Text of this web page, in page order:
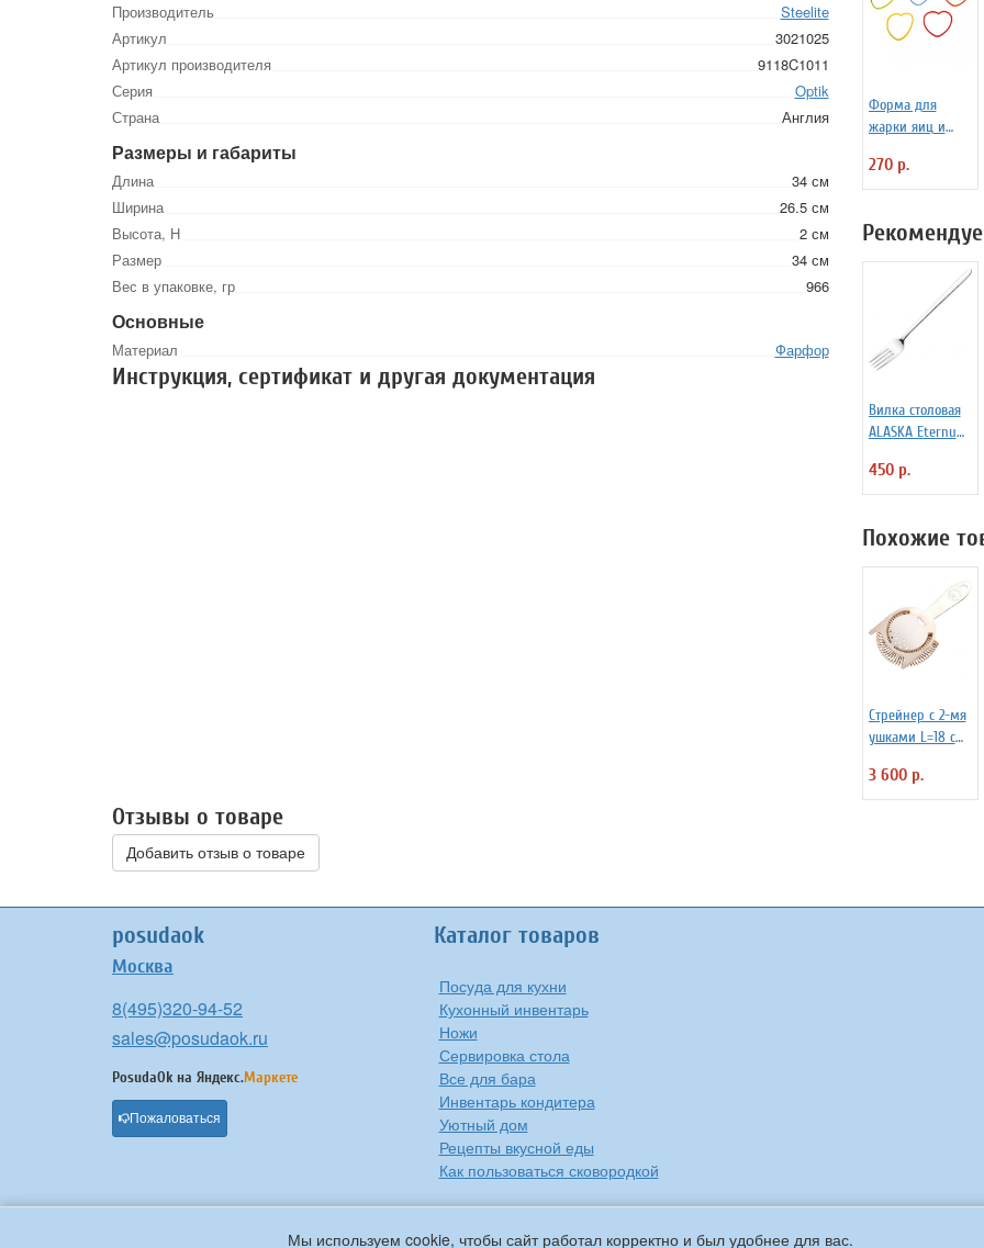
Мы используем cookie, чтобы сайт работал корректно и был удобнее для вас.
Производитель
Steelite
Артикул
3021025
Артикул производителя
9118C1011
Серия
Optik
Страна
Англия
Размеры и габариты
Длина
34 см
Ширина
26.5 см
Высота, Н
2 см
Размер
34 см
Вес в упаковке, гр
966
Основные
Материал Фарфор
Инструкция, сертификат и другая документация
Форма для
жарки яиц и
силиконовая
Любовь
270 р.
Вилка столовая
ALASKA Eternum
450 р.
Похожие
Стрейнер с 2-мя
ушками L=18 см
Cooper 2030521
3 600 р.
Отзывы о товаре
Добавить отзыв о товаре
posudaok
Москва
8(495)320-94-52
sales@posudaok.ru
PosudaOk на Яндекс.Маркете
Пожаловаться
Каталог товаров
Посуда для кухни
Кухонный инвентарь
Ножи
Сервировка стола
Все для бара
Инвентарь кондитера
Уютный дом
Рецепты вкусной еды
Как пользоваться сковородкой